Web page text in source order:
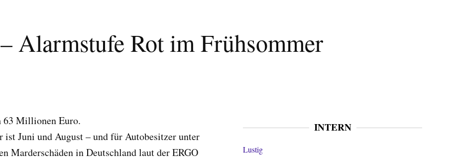
Alarmstufe Rot im Frühsommer
63 Millionen Euro.
ist Juni und August – und für Autobesitzer unter
Marderschäden in Deutschland laut der ERGO
INTERN
Lustig